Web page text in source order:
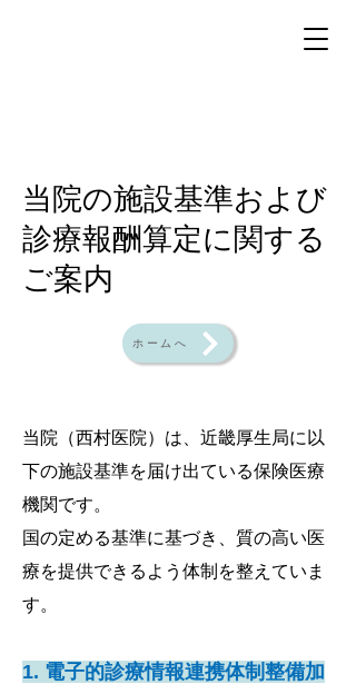
当院の施設基準および
診療報酬算定に関する
ご案内
ホームへ
当院（西村医院）は、近畿厚生局に以
下の施設基準を届け出ている保険医療
機関です。
国の定める基準に基づき、質の高い医
療を提供できるよう体制を整えていま
す。
1. 電子的診療情報連携体制整備加